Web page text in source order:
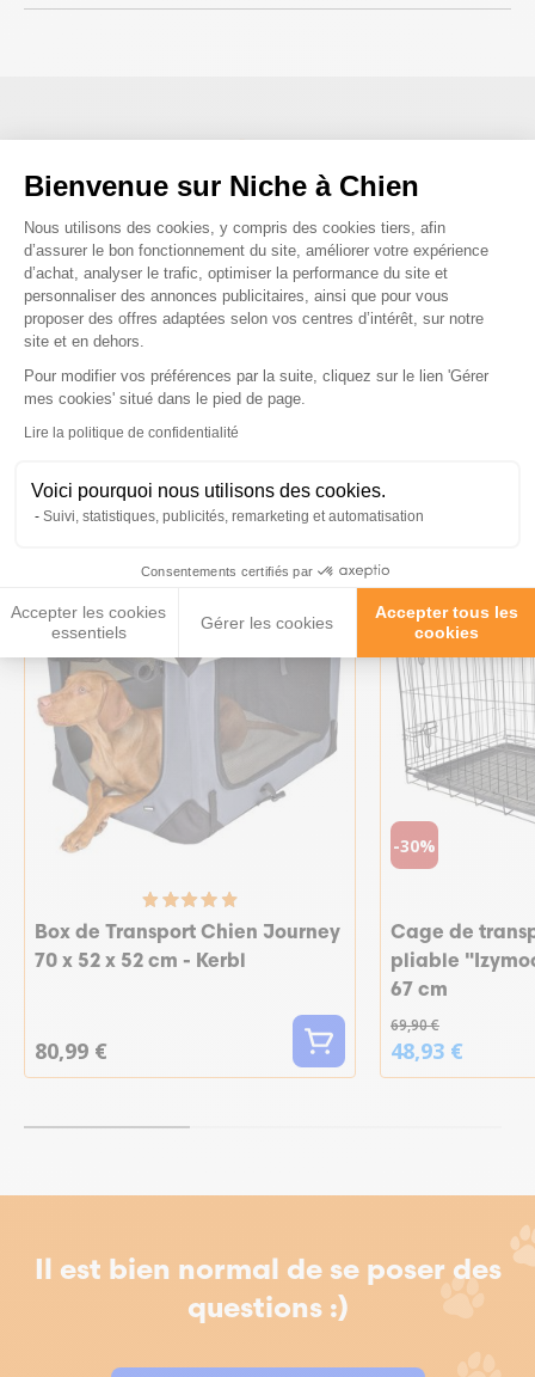
Bienvenue sur Niche à Chien
Plateforme de Gestion du
Nous utilisons des cookies, y compris des cookies tiers, afin
d’assurer le bon fonctionnement du site, améliorer votre expérience
d’achat, analyser le trafic, optimiser la performance du site et
personnaliser des annonces publicitaires, ainsi que pour vous
proposer des offres adaptées selon vos centres d’intérêt, sur notre
site et en dehors.
Pour modifier vos préférences par la suite, cliquez sur le lien 'Gérer
mes cookies' situé dans le pied de page.
Lire la politique de confidentialité
Voici pourquoi nous utilisons des cookies.
Suivi, statistiques, publicités, remarketing et automatisation
Consentements certifiés par
Accepter les cookies
essentiels
Gérer les cookies
Accepter tous les
cookies
Axeptio consent
questions ;)
Posez-nous vos questions
Ces produits peuvent vous
intéresser
Box de Transport Chien Journey
70 x 52 x 52 cm - Kerbl
80,99 €
-30%
Cage de
pliable
67 cm
69,90 €
48,93 €
Il est bien normal de se poser des
questions :)